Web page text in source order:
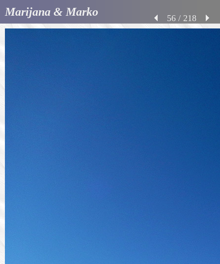
Marijana & Marko 56 / 218